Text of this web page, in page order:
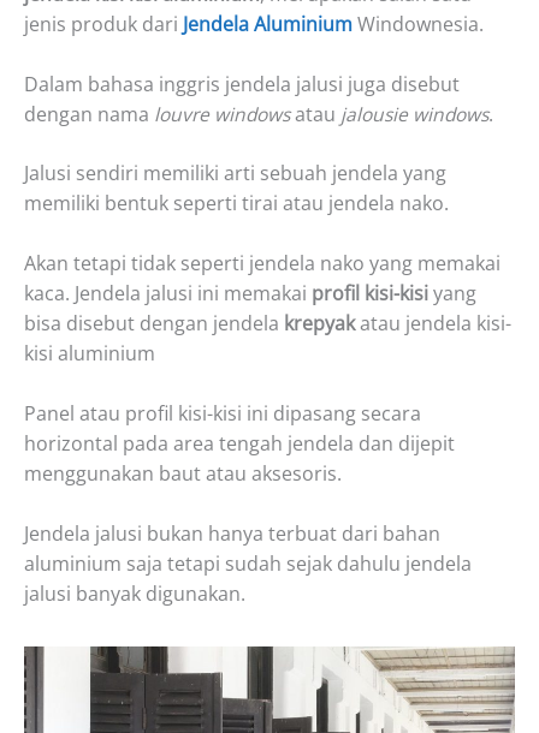
jenis produk dari Jendela AluminiumWindownesia.
Dalam bahasa inggris jendela jalusi juga disebut
dengan nama louvre windowsatau jalousie windows.
Jalusi sendiri memiliki arti sebuah jendela yang
memiliki bentuk seperti tirai atau jendela nako.
Akan tetapi tidak seperti jendela nako yang memakai
kaca. Jendela jalusi ini memakai profil kisi-kisiyang
bisa disebut dengan jendela krepyakatau jendela kisi-
kisi aluminium
Panel atau profil kisi-kisi ini dipasang secara
horizontal pada area tengah jendela dan dijepit
menggunakan baut atau aksesoris.
Jendela jalusi bukan hanya terbuat dari bahan
aluminium saja tetapi sudah sejak dahulu jendela
jalusi banyak digunakan.